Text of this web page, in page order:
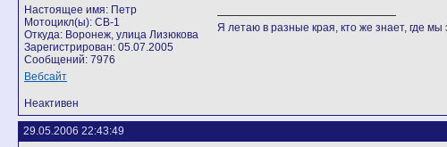
Настоящее имя: Петр
Мотоцикл(ы): CB-1
Откуда: Воронеж, улица Лизюкова
Зарегистрирован: 05.07.2005
Сообщений: 7976
Вебсайт
Я летаю в разные края, кто же знает, где мы
Неактивен
29.05.2006 22:43:49